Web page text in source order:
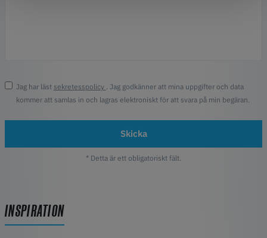
Jag har läst sekretesspolicy . Jag godkänner att mina uppgifter och data
kommer att samlas in och lagras elektroniskt för att svara på min begäran.
Skicka
* Detta är ett obligatoriskt fält.
INSPIRATION